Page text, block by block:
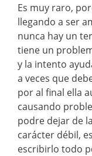
Es muy raro,
llegando a ser
nunca hay un
tiene un
y la intento
a veces que
por al final ella
causando
podre dejar de
carácter débil,
escribirlo todo